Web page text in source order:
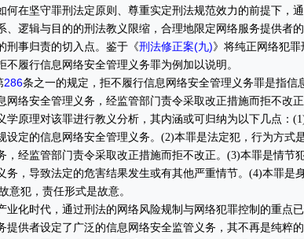
在坚守罪刑法定原则、尊重实定刑法规范效力的前提下，
、逻辑与目的的刑法教义限缩，合理地限定网络服务提供者
刑事归责的切入点。鉴于《刑法修正案(九)》将纯正网络犯罪
履行信息网络安全管理义务罪为例加以说明。
286条之一的规定，拒不履行信息网络安全管理义务罪是指信
网络安全管理义务，经监管部门责令采取改正措施而拒不改
学原理对该罪进行教义分析，其内涵或可归纳为以下几点：
设定的信息网络安全管理义务。(2)本罪是法定犯，行为方式
经监管部门责令采取改正措施而拒不改正。(3)本罪是情节
务，导致法定的危害结果发生或有其他严重情节。(4)本罪是
意犯，责任形式是故意。
化时代，通过刑法的网络风险规制与网络犯罪控制的重点已
供者设定了广泛的信息网络安全监管义务，其不再是纯粹